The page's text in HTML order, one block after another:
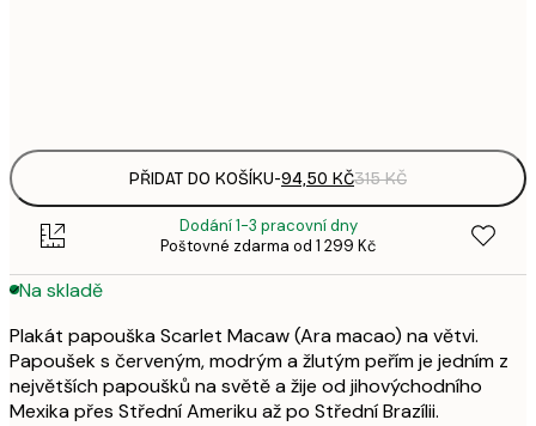
PŘIDAT DO KOŠÍKU-94,50 KČ315 KČ
Dodání 1-3 pracovní dny
Poštovné zdarma od 1 299 Kč
Na skladě
Plakát papouška Scarlet Macaw (Ara macao) na větvi.
Papoušek s červeným, modrým a žlutým peřím je jedním z
největších papoušků na světě a žije od jihovýchodního
Mexika přes Střední Ameriku až po Střední Brazílii.